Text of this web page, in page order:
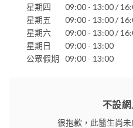
星期四
09:00 - 13:00 /
星期五
09:00 - 13:00 /
星期六
09:00 - 13:00 /
星期日
09:00 - 13:00
公眾假期
09:00 - 13:00
不設
很抱歉，此醫生尚未